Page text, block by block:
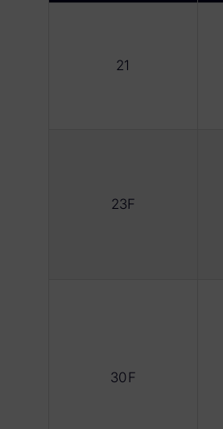
21
23F
30F